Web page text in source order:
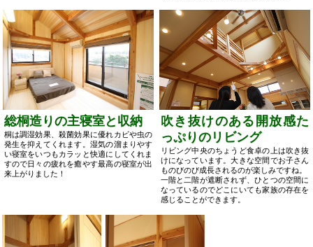
総桐造りの主寝室と収納
桐は調湿効果、殺菌効果に優れカビや虫の
発生を抑えてくれます。湿気の溜まりやす
い寝室をいつもカラッと快適にしてくれま
すので日々の疲れを癒やす最高の寝室が出
来上がりました！
吹き抜けのある開放感た
っぷりのリビング
リビング中央のちょうど食卓の上は吹き抜
けになっています。大きな空間でお子さん
ものびのび成長されるのが楽しみですね。
一階と二階が遮断されず、ひとつの空間に
なっているのでどこにいても家族の存在を
感じることができます。